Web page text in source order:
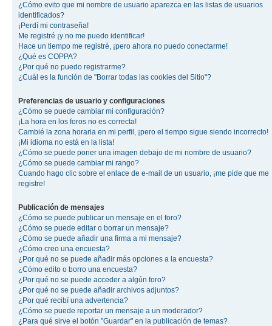
¿Cómo evito que mi nombre de usuario aparezca en las listas de usuarios
identificados?
¡Perdí mi contraseña!
Me registré ¡y no me puedo identificar!
Hace un tiempo me registré, ¡pero ahora no puedo conectarme!
¿Qué es COPPA?
¿Por qué no puedo registrarme?
¿Cuál es la función de "Borrar todas las cookies del Sitio"?
Preferencias de usuario y configuraciones
¿Cómo se puede cambiar mi configuración?
¡La hora en los foros no es correcta!
Cambié la zona horaria en mi perfil, ¡pero el tiempo sigue siendo incorrecto!
¡Mi idioma no está en la lista!
¿Cómo se puede poner una imagen debajo de mi nombre de usuario?
¿Cómo se puede cambiar mi rango?
Cuando hago clic sobre el enlace de e-mail de un usuario, ¡me pide que me
registre!
Publicación de mensajes
¿Cómo se puede publicar un mensaje en el foro?
¿Cómo se puede editar o borrar un mensaje?
¿Cómo se puede añadir una firma a mi mensaje?
¿Cómo creo una encuesta?
¿Por qué no se puede añadir más opciones a la encuesta?
¿Cómo edito o borro una encuesta?
¿Por qué no se puede acceder a algún foro?
¿Por qué no se puede añadir archivos adjuntos?
¿Por qué recibí una advertencia?
¿Cómo se puede reportar un mensaje a un moderador?
¿Para qué sirve el botón "Guardar" en la publicación de temas?